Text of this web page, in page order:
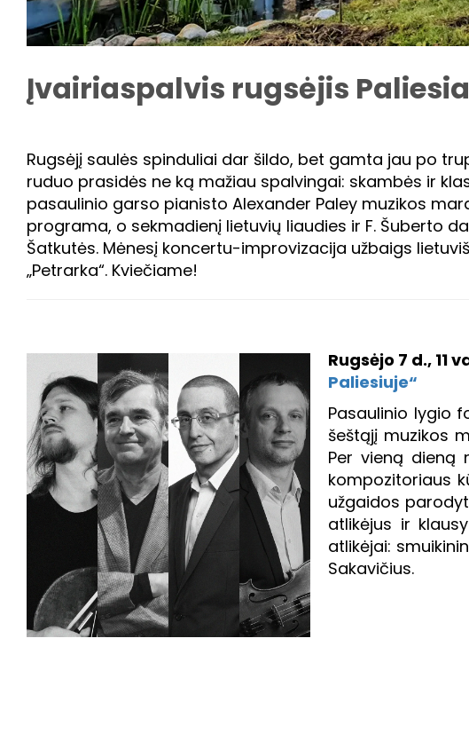
Įvairiaspalvis rugsėjis
Rugsėjį saulės spinduliai dar šildo, bet gamta jau po
ruduo prasidės ne ką mažiau spalvingai: skambės ir
pasaulinio garso pianisto Alexander Paley muzikos
programa, o sekmadienį lietuvių liaudies ir F. Šuberto
Šatkutės. Mėnesį koncertu-improvizacija užbaigs
„Petrarka“. Kviečiame!
Rugsėjo 7 d., 11
Paliesiuje“
Pasaulinio lygio
šeštąjį muzikos
Per vieną dieną
kompozitoriaus
užgaidos
atlikėjus ir
atlikėjai:
Sakavičius.